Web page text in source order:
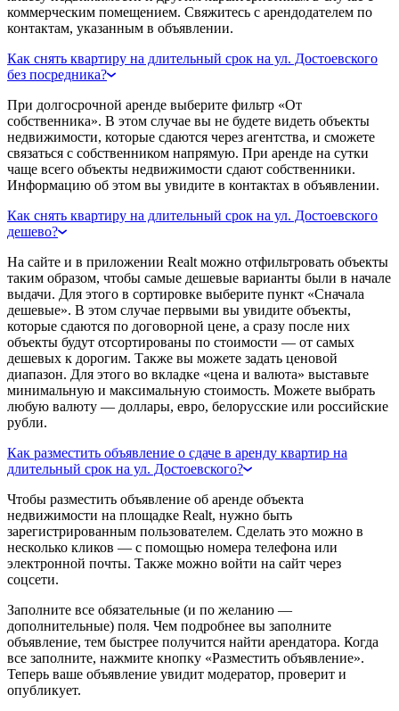
коммерческим помещением. Свяжитесь с арендодателем по
контактам, указанным в объявлении.
Как снять квартиру на длительный срок на ул. Достоевского
без посредника?
При долгосрочной аренде выберите фильтр «От
собственника». В этом случае вы не будете видеть объекты
недвижимости, которые сдаются через агентства, и сможете
связаться с собственником напрямую. При аренде на сутки
чаще всего объекты недвижимости сдают собственники.
Информацию об этом вы увидите в контактах в объявлении.
Как снять квартиру на длительный срок на ул. Достоевского
дешево?
На сайте и в приложении Realt можно отфильтровать объекты
таким образом, чтобы самые дешевые варианты были в начале
выдачи. Для этого в сортировке выберите пункт «Сначала
дешевые». В этом случае первыми вы увидите объекты,
которые сдаются по договорной цене, а сразу после них
объекты будут отсортированы по стоимости — от самых
дешевых к дорогим. Также вы можете задать ценовой
диапазон. Для этого во вкладке «цена и валюта» выставьте
минимальную и максимальную стоимость. Можете выбрать
любую валюту — доллары, евро, белорусские или российские
рубли.
Как разместить объявление о сдаче в аренду квартир на
длительный срок на ул. Достоевского?
Чтобы разместить объявление об аренде объекта
недвижимости на площадке Realt, нужно быть
зарегистрированным пользователем. Сделать это можно в
несколько кликов — с помощью номера телефона или
электронной почты. Также можно войти на сайт через
соцсети.
Заполните все обязательные (и по желанию —
дополнительные) поля. Чем подробнее вы заполните
объявление, тем быстрее получится найти арендатора. Когда
все заполните, нажмите кнопку «Разместить объявление».
Теперь ваше объявление увидит модератор, проверит и
опубликует.